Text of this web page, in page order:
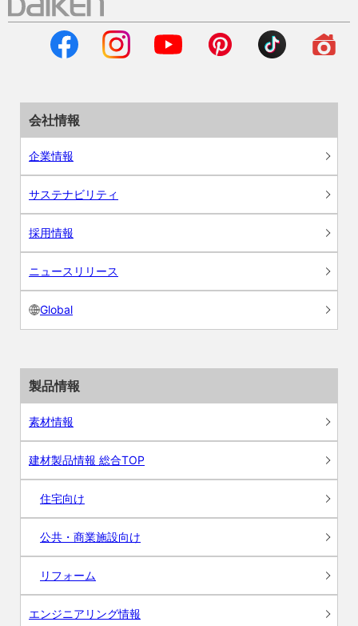
会社情報
企業情報
サステナビリティ
採用情報
ニュースリリース
Global
製品情報
素材情報
建材製品情報 総合TOP
住宅向け
公共・商業施設向け
リフォーム
エンジニアリング情報